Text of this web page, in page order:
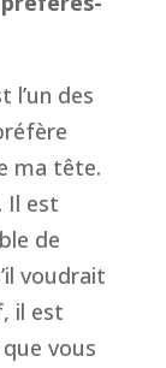
l’un des
ma tête.
Il est
de
voudrait
il est
vous